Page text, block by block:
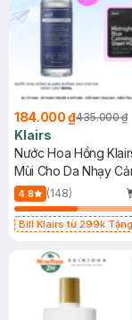
184.000 ₫435.000 ₫
Klairs
Nước Hoa Hồng
Mùi Cho Da Nhạy
4.8 (148)
Bill Klairs từ 299k
25ml (SL Có Hạn)